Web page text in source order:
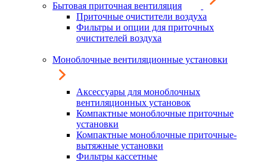
Бытовая приточная вентиляция
Приточные очистители воздуха
Фильтры и опции для приточных
очистителей воздуха
Моноблочные вентиляционные установки
Аксессуары для моноблочных
вентиляционных установок
Компактные моноблочные приточные
установки
Компактные моноблочные приточные-
вытяжные установки
Фильтры кассетные